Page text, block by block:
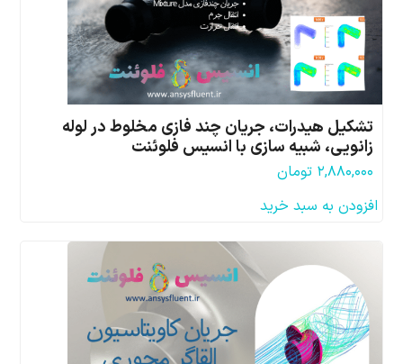
تشکیل هیدرات، جریان چند فازی مخلوط در لوله
زانویی، شبیه سازی با انسیس فلوئنت
۲,۸۸۰,۰۰۰ تومان
افزودن به سبد خرید